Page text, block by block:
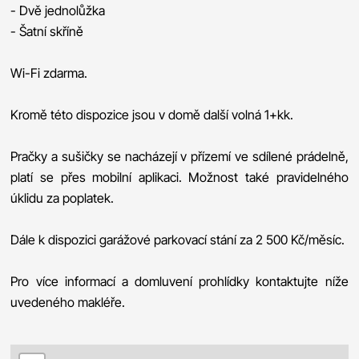
- Dvě jednolůžka
- Šatní skříně
Wi-Fi zdarma.
Kromě této dispozice jsou v domě další volná 1+kk.
Pračky a sušičky se nacházejí v přízemí ve sdílené prádelně,
platí se přes mobilní aplikaci. Možnost také pravidelného
úklidu za poplatek.
Dále k dispozici garážové parkovací stání za 2 500 Kč/měsíc.
Pro více informací a domluvení prohlídky kontaktujte níže
uvedeného makléře.